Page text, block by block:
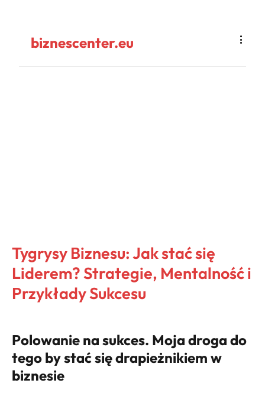
biznescenter.eu
Tygrysy Biznesu: Jak stać się
Liderem? Strategie, Mentalność i
Przykłady Sukcesu
Polowanie na sukces. Moja droga do
tego by stać się drapieżnikiem w
biznesie